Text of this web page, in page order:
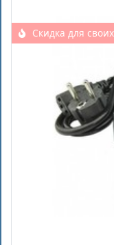
Скидка для своих